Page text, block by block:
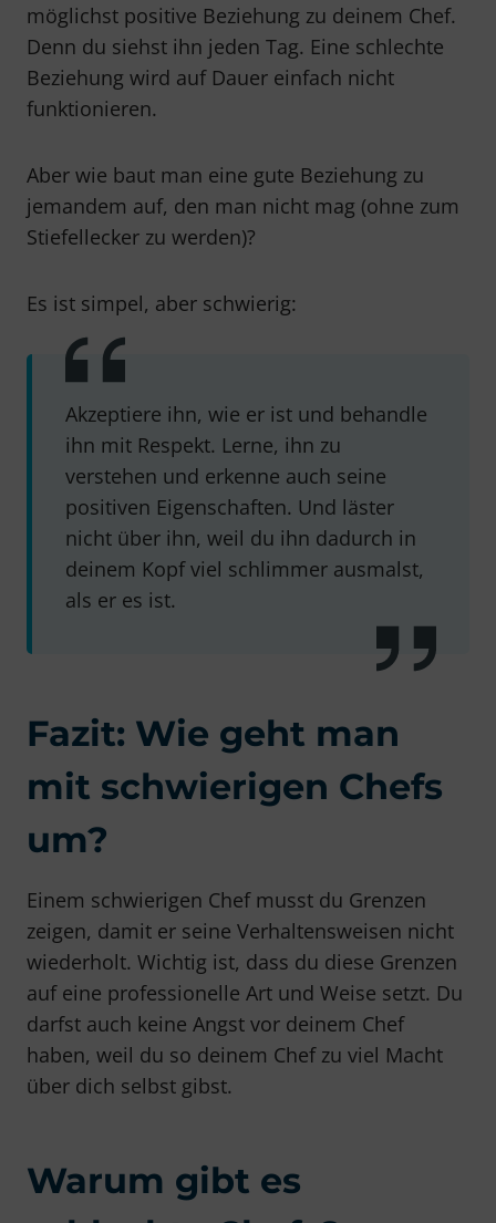
möglichst positive Beziehung zu deinem Chef.
Denn du siehst ihn jeden Tag. Eine schlechte
Beziehung wird auf Dauer einfach nicht
funktionieren.
Aber wie baut man eine gute Beziehung zu
jemandem auf, den man nicht mag (ohne zum
Stiefellecker zu werden)?
Es ist simpel, aber schwierig:
Akzeptiere ihn, wie er ist und behandle
ihn mit Respekt. Lerne, ihn zu
verstehen und erkenne auch seine
positiven Eigenschaften. Und läster
nicht über ihn, weil du ihn dadurch in
deinem Kopf viel schlimmer ausmalst,
als er es ist.
Fazit: Wie geht man
mit schwierigen Chefs
um?
Einem schwierigen Chef musst du Grenzen
zeigen, damit er seine Verhaltensweisen nicht
wiederholt. Wichtig ist, dass du diese Grenzen
auf eine professionelle Art und Weise setzt. Du
darfst auch keine Angst vor deinem Chef
haben, weil du so deinem Chef zu viel Macht
über dich selbst gibst.
Warum gibt es